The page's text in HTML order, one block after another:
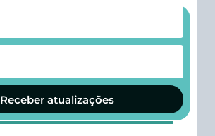
Receber atualizações